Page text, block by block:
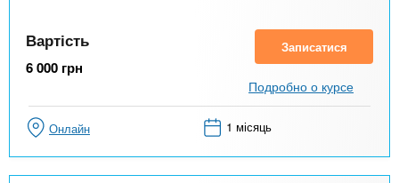
Вартість
6 000 грн
Записатися
Подробно о курсе
Онлайн 1 місяць